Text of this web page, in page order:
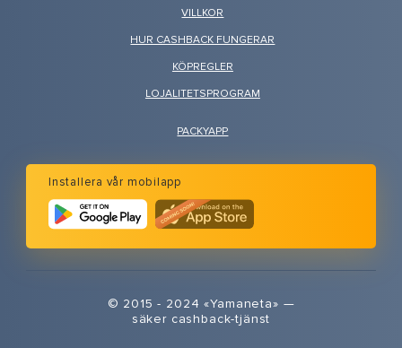
VILLKOR
HUR CASHBACK FUNGERAR
KÖPREGLER
LOJALITETSPROGRAM
PACKYAPP
Installera vår mobilapp
© 2015 - 2024 «Yamaneta» —
säker cashback-tjänst